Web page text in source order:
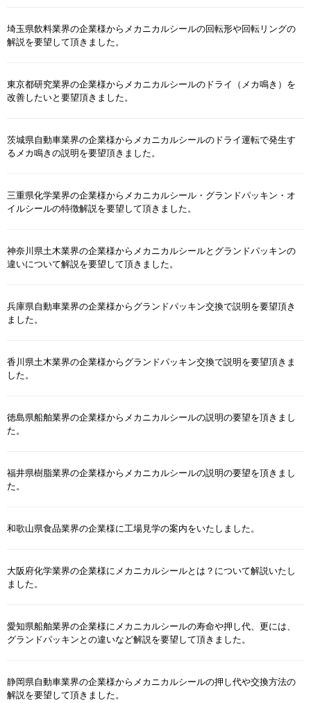
埼玉県飲料業界の企業様からメカニカルシールの回転形や回転リングの
解説を要望して頂きました。
東京都研究業界の企業様からメカニカルシールのドライ（メカ鳴き）を
改善したいと要望頂きました。
茨城県自動車業界の企業様からメカニカルシールのドライ運転で発生す
るメカ鳴きの説明を要望頂きました。
三重県化学業界の企業様からメカニカルシール・グランドパッキン・オ
イルシールの特徴解説を要望して頂きました。
神奈川県土木業界の企業様からメカニカルシールとグランドパッキンの
違いについて解説を要望して頂きました。
兵庫県自動車業界の企業様からグランドパッキン交換で説明を要望頂き
ました。
香川県土木業界の企業様からグランドパッキン交換で説明を要望頂きま
した。
徳島県船舶業界の企業様からメカニカルシールの説明の要望を頂きまし
た。
福井県樹脂業界の企業様からメカニカルシールの説明の要望を頂きまし
た。
和歌山県食品業界の企業様に工場見学の案内をいたしました。
大阪府化学業界の企業様にメカニカルシールとは？について解説いたし
ました。
愛知県船舶業界の企業様にメカニカルシールの寿命や押し代、更には、
グランドパッキンとの違いなど解説を要望して頂きました。
静岡県自動車業界の企業様からメカニカルシールの押し代や交換方法の
解説を要望して頂きました。